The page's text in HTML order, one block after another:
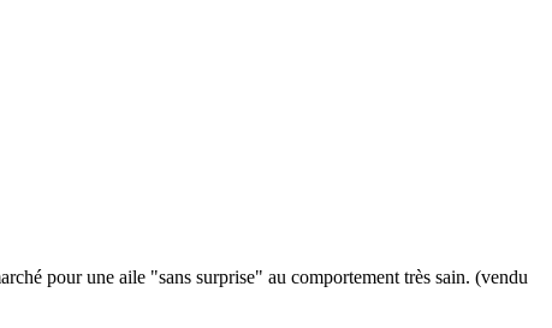
pour une aile "sans surprise" au comportement très sain. (vendu